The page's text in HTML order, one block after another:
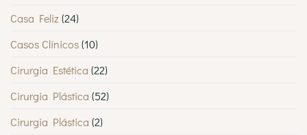
Casa Feliz (24)
Casos Clínicos(10)
Cirurgia Estética (22)
Cirurgia Plástica (52)
Cirurgia Plástica (2)